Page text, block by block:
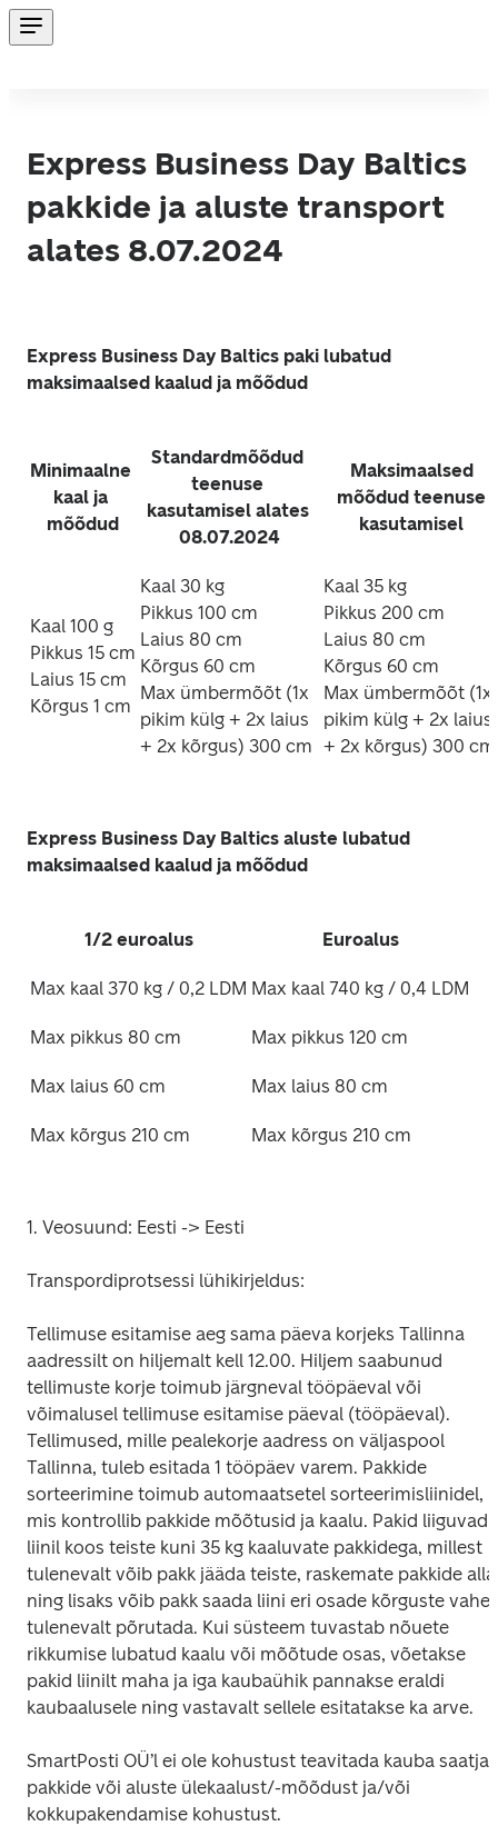
Express Business Day Baltics
pakkide ja aluste transport
alates 8.07.2024
Express Business Day Baltics paki lubatud
maksimaalsed kaalud ja mõõdud
Minimaalne
kaal ja
mõõdud
Standardmõõdud
teenuse
kasutamisel alates
08.07.2024
Maksimaalsed
mõõdud teenuse
kasutamisel
Kaal 100 g
Pikkus 15 cm
Laius 15 cm
Kõrgus 1 cm
Kaal 30 kg
Pikkus 100 cm
Laius 80 cm
Kõrgus 60 cm
Max ümbermõõt (1x
pikim külg + 2x laius
+ 2x kõrgus) 300 cm
Kaal 35 kg
Pikkus 200 cm
Laius 80 cm
Kõrgus 60 cm
Max ümbermõõt (1x
pikim külg + 2x laius
+ 2x kõrgus) 300 cm
Express Business Day Baltics aluste lubatud
maksimaalsed kaalud ja mõõdud
1/2 euroalus Euroalus
Max kaal 370 kg / 0,2 LDM Max kaal 740 kg / 0,4 LDM
Max pikkus 80 cm Max pikkus 120 cm
Max laius 60 cm Max laius 80 cm
Max kõrgus 210 cm Max kõrgus 210 cm
1. Veosuund: Eesti -> Eesti
Transpordiprotsessi lühikirjeldus:
Tellimuse esitamise aeg sama päeva korjeks Tallinna
aadressilt on hiljemalt kell 12.00. Hiljem saabunud
tellimuste korje toimub järgneval tööpäeval või
võimalusel tellimuse esitamise päeval (tööpäeval).
Tellimused, mille pealekorje aadress on väljaspool
Tallinna, tuleb esitada 1 tööpäev varem. Pakkide
sorteerimine toimub automaatsetel sorteerimisliinidel,
mis kontrollib pakkide mõõtusid ja kaalu. Pakid liiguvad
liinil koos teiste kuni 35 kg kaaluvate pakkidega, millest
tulenevalt võib pakk jääda teiste, raskemate pakkide alla
ning lisaks võib pakk saada liini eri osade kõrguste
tulenevalt põrutada. Kui süsteem tuvastab nõuete
rikkumise lubatud kaalu või mõõtude osas, võetakse
pakid liinilt maha ja iga kaubaühik pannakse eraldi
kaubaalusele ning vastavalt sellele esitatakse ka arve.
SmartPosti OÜ’l ei ole kohustust teavitada kauba saatjat
pakkide või aluste ülekaalust/-mõõdust ja/või
kokkupakendamise kohustust.